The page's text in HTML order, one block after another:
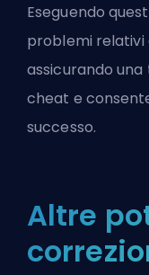
Eseguendo
problemi relativi
assicurando
cheat e
successo.
Altre